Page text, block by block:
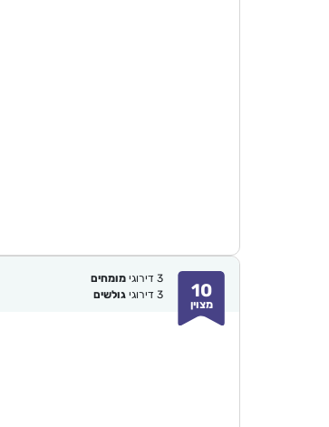
10
מצוין
3 דירוגימומחים
3 דירוגיגולשים